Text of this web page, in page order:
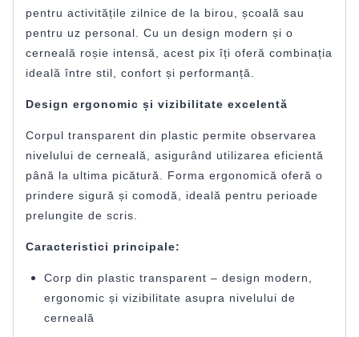
pentru activitățile zilnice de la birou, școală sau
pentru uz personal. Cu un design modern și o
cerneală roșie intensă, acest pix îți oferă combinația
ideală între stil, confort și performanță.
Design ergonomic și vizibilitate excelentă
Corpul transparent din plastic permite observarea
nivelului de cerneală, asigurând utilizarea eficientă
până la ultima picătură. Forma ergonomică oferă o
prindere sigură și comodă, ideală pentru perioade
prelungite de scris.
Caracteristici principale:
Corp din plastic transparent – design modern,
ergonomic și vizibilitate asupra nivelului de
cerneală